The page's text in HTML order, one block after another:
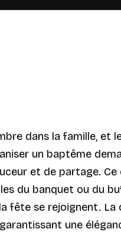
dans la famille, et
un baptême
et de partage.
du banquet ou du
fête se rejoignent. La
une